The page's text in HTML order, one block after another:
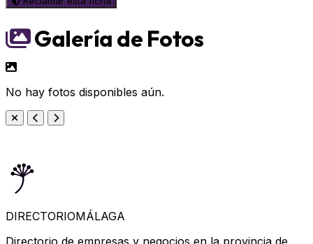
Galería de Fotos
No hay fotos disponibles aún.
DIRECTORIOMÁLAGA
Directorio de empresas y negocios en la provincia de